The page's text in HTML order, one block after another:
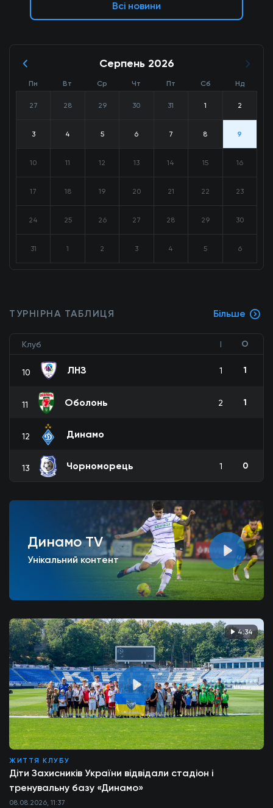
Всі новини
Серпень 2026
Пн Вт Ср Чт Пт Сб Нд
27 28 29 30 31 1 2
3 4 5 6 7 8 9
10 11 12 13 14 15 16
17 18 19 20 21 22 23
24 25 26 27 28 29 30
31 1 2 3 4 5 6
ТУРНІРНА ТАБЛИЦЯ Більше
Клуб І О
10 ЛНЗ 1 1
11 Оболонь 2 1
12 Динамо
13 Чорноморець 1 0
Динамо TV
Унікальний контент
4:34
ЖИТТЯ КЛУБУ
Діти Захисників України відвідали стадіон і
тренувальну базу «Динамо»
08.08.2026, 11:37